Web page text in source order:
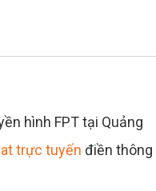
hình FPT tại Quảng
trực tuyến điền thông